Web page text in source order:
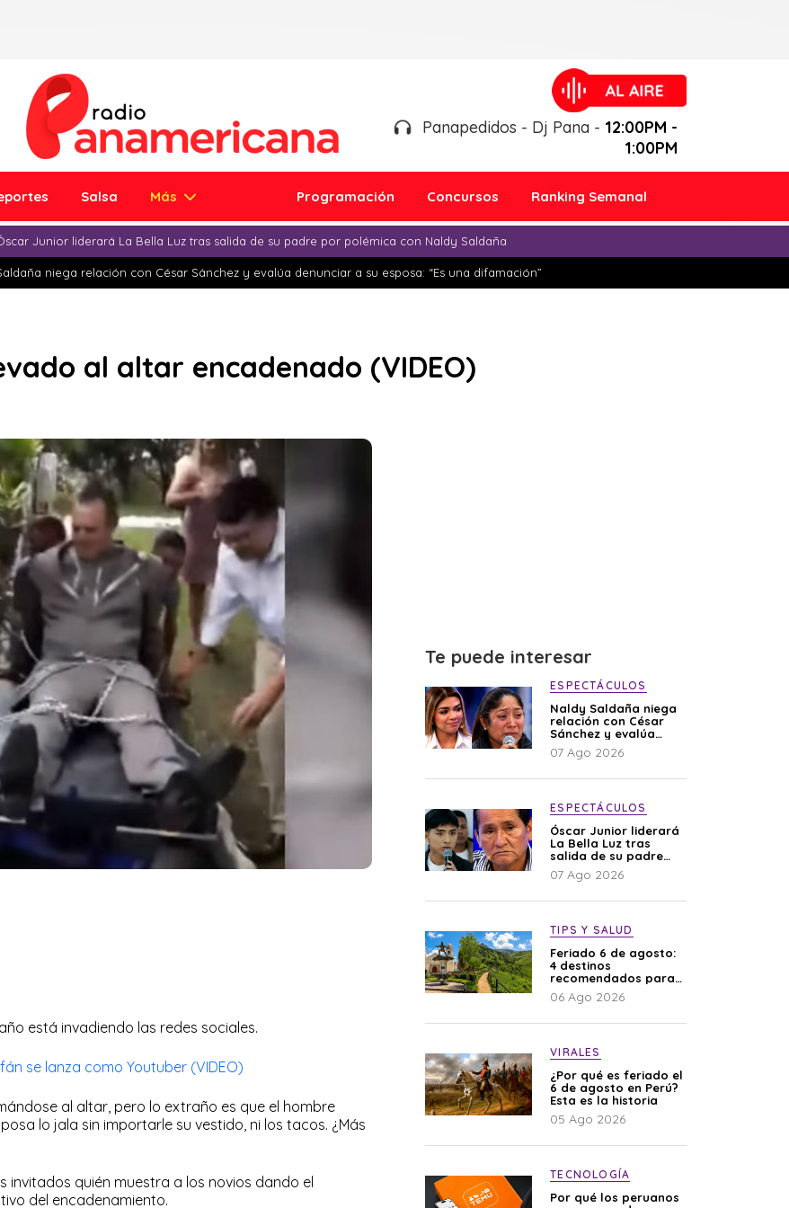
Panapedidos - Dj Pana - 12:00PM -
1:00PM
Salsa Más Programación Concursos Ranking Semanal
Junior liderará La Bella Luz tras salida de su padre por polémica con Naldy Saldaña
niega relación con César Sánchez y evalúa denunciar a su esposa: “Es una difamación”
al altar encadenado (VIDEO)
está invadiendo las redes sociales.
se lanza como Youtuber (VIDEO)
al altar, pero lo extraño es que el hombre
lo jala sin importarle su vestido, ni los tacos. ¿Más
invitados quién muestra a los novios dando el
del encadenamiento.
Te puede interesar
ESPECTÁCULOS
Naldy Saldaña niega
relación con César
Sánchez y evalúa
denunciar a su
esposa: “Es una
07 Ago 2026
ESPECTÁCULOS
Óscar Junior liderará
La Bella Luz tras
salida de su padre
por polémica con
Naldy Saldaña
07 Ago 2026
TIPS Y SALUD
Feriado 6 de agosto:
4 destinos
recomendados para
disfrutar el descanso
06 Ago 2026
VIRALES
¿Por qué es feriado el
6 de agosto en Perú?
Esta es la historia
05 Ago 2026
TECNOLOGÍA
Por qué los peruanos